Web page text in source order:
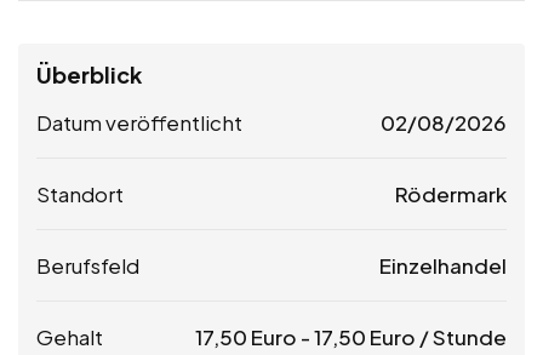
Überblick
Datum veröffentlicht 02/08/2026
Standort Rödermark
Berufsfeld Einzelhandel
Gehalt 17,50 Euro -17,50 Euro / Stunde